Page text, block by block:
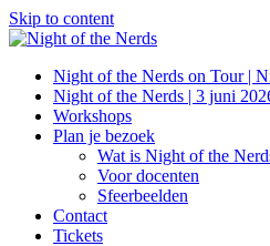
Skip to content
Night of the Nerds on Tour |
Night of the Nerds | 3 juni
Workshops
Plan je bezoek
Wat is Night of the
Voor docenten
Sfeerbeelden
Contact
Tickets